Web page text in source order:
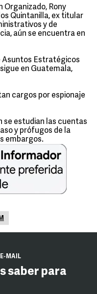
Organizado, Rony
Quintanilla, ex titular
y de
aún se encuentra en
Asuntos Estratégicos
en Guatemala,
cargos por espionaje
se estudian las cuentas
y prófugos de la
embargos.
E-MAIL
saber para